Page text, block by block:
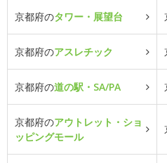
京都府のタワー・展望台
京都府のアスレチック
京都府の道の駅・SA/PA
京都府のアウトレット・ショ
ッピングモール